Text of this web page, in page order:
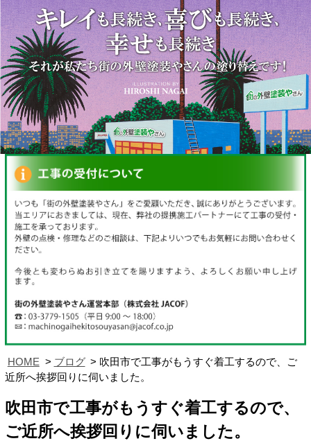
HOME ブログ
吹田市で工事がもうすぐ着工するので、ご
近所へ挨拶回りに伺いました。
吹田市で工事がもうすぐ着工するので、
ご近所へ挨拶回りに伺いました。